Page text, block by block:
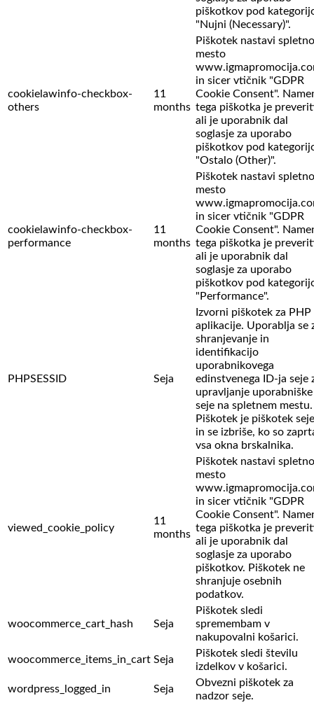
piškotkov pod
"Nujni (Necessary)".
cookielawinfo-checkbox-
others
11
months
Piškotek nastavi spletno
mesto
in sicer vtičnik "GDPR
Cookie Consent".
tega piškotka je
ali je uporabnik dal
soglasje za uporabo
piškotkov pod
"Ostalo (Other)".
cookielawinfo-checkbox-
performance
11
months
Piškotek nastavi spletno
mesto
in sicer vtičnik "GDPR
Cookie Consent".
tega piškotka je
ali je uporabnik dal
soglasje za uporabo
piškotkov pod
"Performance".
PHPSESSID Seja
Izvorni piškotek za PHP
aplikacije. Uporablja se
shranjevanje in
identifikacijo
uporabnikovega
edinstvenega ID-ja seje
upravljanje uporabniške
seje na spletnem mestu.
Piškotek je piškotek seje
in se izbriše, ko so
vsa okna brskalnika.
viewed_cookie_policy
11
months
Piškotek nastavi spletno
mesto
in sicer vtičnik "GDPR
Cookie Consent".
tega piškotka je
ali je uporabnik dal
soglasje za uporabo
piškotkov. Piškotek ne
shranjuje osebnih
podatkov.
woocommerce_cart_hash Seja
Piškotek sledi
spremembam v
nakupovalni košarici.
woocommerce_items_in_cart Seja
Piškotek sledi številu
izdelkov v košarici.
wordpress_logged_in
Seja
Obvezni piškotek za
nadzor seje.